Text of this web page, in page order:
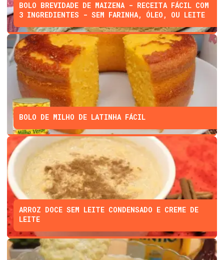
BOLO BREVIDADE DE MAIZENA - RECEITA FÁCIL COM
3 INGREDIENTES - SEM FARINHA, ÓLEO, OU LEITE
BOLO DE MILHO DE LATINHA FÁCIL
ARROZ DOCE SEM LEITE CONDENSADO E CREME DE
LEITE